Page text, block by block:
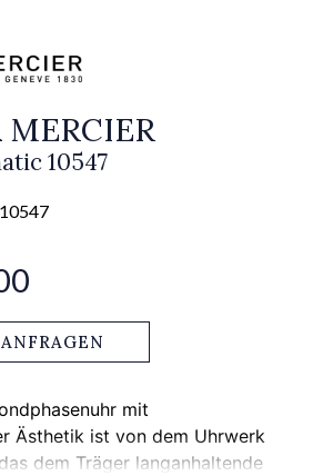
MERCIER
10547
mit
Ästhetik ist von dem Uhrwerk
dem Träger langanhaltende